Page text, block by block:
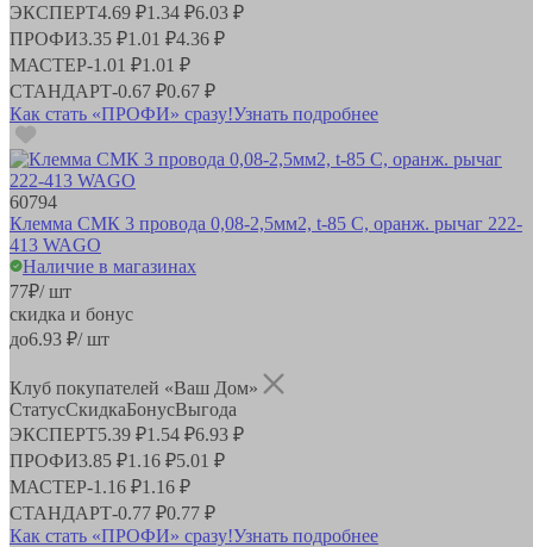
ЭКСПЕРТ4.69 ₽1.34 ₽6.03 ₽
ПРОФИ3.35 ₽1.01 ₽4.36 ₽
МАСТЕР-1.01 ₽1.01 ₽
СТАНДАРТ-0.67 ₽0.67 ₽
Как стать «ПРОФИ» сразу!Узнать подробнее
60794
Клемма СМК 3 провода 0,08-2,5мм2, t-85 C, оранж. рычаг 222-
413 WAGO
Наличие в магазинах
77₽/ шт
скидка и бонус
до6.93 ₽/ шт
Клуб покупателей «Ваш Дом»
СтатусСкидкаБонусВыгода
ЭКСПЕРТ5.39 ₽1.54 ₽6.93 ₽
ПРОФИ3.85 ₽1.16 ₽5.01 ₽
МАСТЕР-1.16 ₽1.16 ₽
СТАНДАРТ-0.77 ₽0.77 ₽
Как стать «ПРОФИ» сразу!Узнать подробнее